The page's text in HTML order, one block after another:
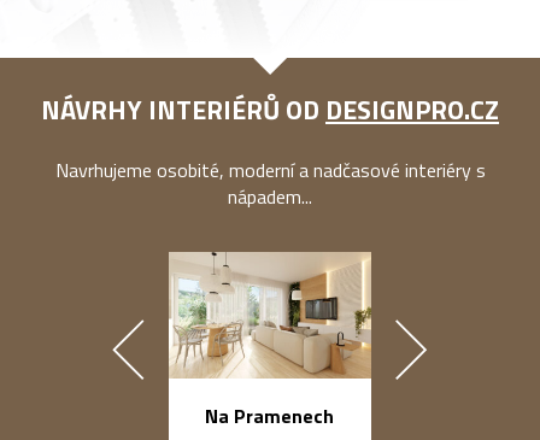
NÁVRHY INTERIÉRŮ OD DESIGNPRO.CZ
Navrhujeme osobité, moderní a nadčasové interiéry s
nápadem...
Na Pramenech